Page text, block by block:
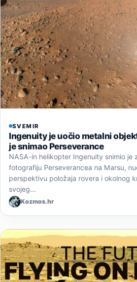
SVEMIR
Ingenuity je uočio metalni
je snimao Perseverance
NASA-in helikopter Ingenuity snimio je
fotografiju Perseverancea na Marsu,
perspektivu položaja rovera i okolnog
svojeg…
Kozmos.hr